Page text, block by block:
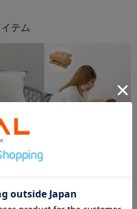
《3WAY》折り畳みクッション
¥1,100